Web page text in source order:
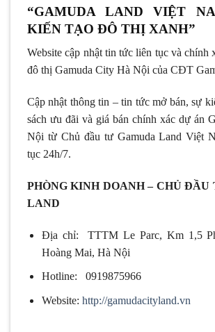
“GAMUDA LAND VIỆT
KIẾN TẠO ĐÔ THỊ XANH”
Website cập nhật tin tức liên tục và chính
đô thị Gamuda City Hà Nội của CĐT
Cập nhật thông tin – tin tức mở bán, sự
sách ưu đãi và giá bán chính xác dự án
Nội từ Chủ đầu tư Gamuda Land Việt
tục 24h/7.
PHÒNG KINH DOANH – CHỦ ĐẦU
LAND
Địa chỉ: TTTM Le Parc, Km 1,5
Hoàng Mai, Hà Nội
Hotline: 0919875966
Website: http://gamudacityland.vn